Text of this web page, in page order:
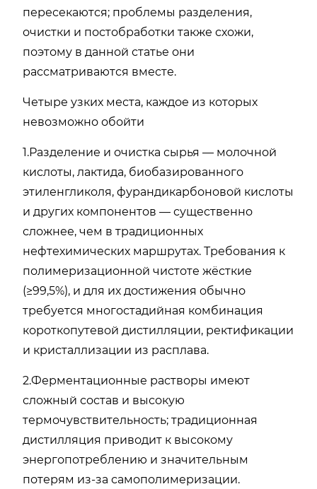
пересекаются; проблемы разделения,
очистки и постобработки также схожи,
поэтому в данной статье они
рассматриваются вместе.
Четыре узких места, каждое из которых
невозможно обойти
1.Разделение и очистка сырья — молочной
кислоты, лактида, биобазированного
этиленгликоля, фурандикарбоновой кислоты
и других компонентов — существенно
сложнее, чем в традиционных
нефтехимических маршрутах. Требования к
полимеризационной чистоте жёсткие
(≥99,5%), и для их достижения обычно
требуется многостадийная комбинация
короткопутевой дистилляции, ректификации
и кристаллизации из расплава.
2.Ферментационные растворы имеют
сложный состав и высокую
термочувствительность; традиционная
дистилляция приводит к высокому
энергопотреблению и значительным
потерям из-за самополимеризации.